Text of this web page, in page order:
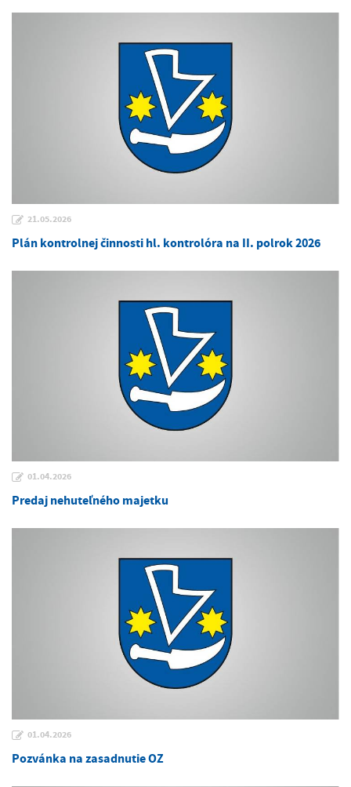
21.05.2026
Plán kontrolnej činnosti hl. kontrolóra na II. polrok 2026
01.04.2026
Predaj nehuteľného majetku
01.04.2026
Pozvánka na zasadnutie OZ